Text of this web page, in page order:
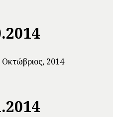
Οκτώβριος, 2014